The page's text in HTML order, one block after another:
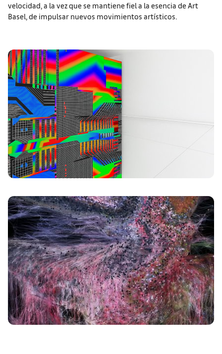
velocidad, a la vez que se mantiene fiel a la esencia de Art
Basel, de impulsar nuevos movimientos artísticos.